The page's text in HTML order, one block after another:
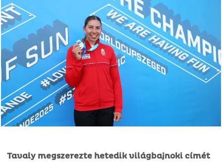
Tavaly megszerezte hetedik világbajnoki címét